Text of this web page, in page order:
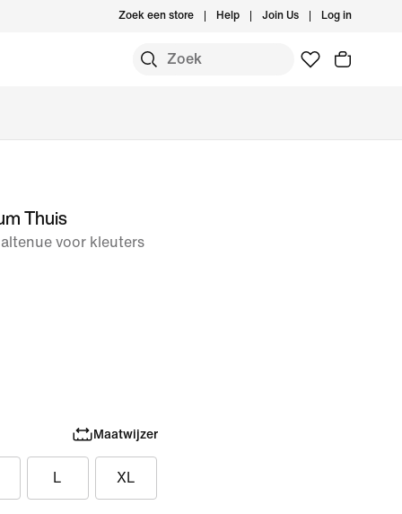
Zoek een store Help Join Us Log in
Thuis
voor kleuters
Maatwijzer
L XL